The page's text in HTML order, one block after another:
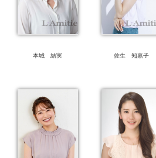
本城 結実 佐生 知嘉子